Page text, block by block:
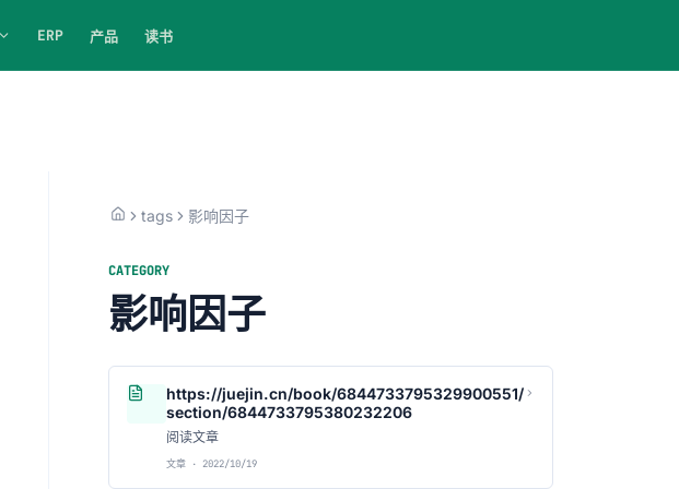
ERP 产品 读书
tags 影响因子
CATEGORY
影响因子
https://juejin.cn/book/6844733795329900551/
section/6844733795380232206
阅读文章
文章 · 2022/10/19